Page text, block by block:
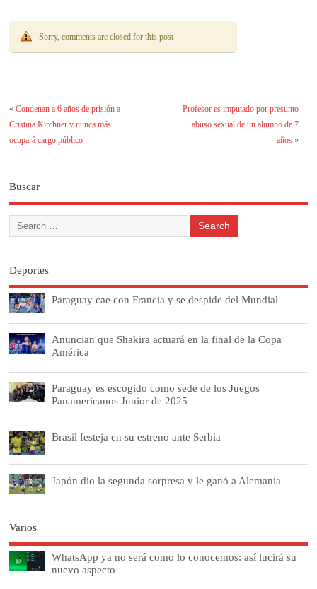
Sorry, comments are closed for this post
«Condenan a 6 años de prisión a
Cristina Kirchner y nunca más
ocupará cargo público
Profesor es imputado por presunto
abuso sexual de un alumno de 7
años»
Buscar
Deportes
Paraguay cae con Francia y se despide del Mundial
Anuncian que Shakira actuará en la final de la Copa
América
Paraguay es escogido como sede de los Juegos
Panamericanos Junior de 2025
Brasil festeja en su estreno ante Serbia
Japón dio la segunda sorpresa y le ganó a Alemania
Varios
WhatsApp ya no será como lo conocemos: así lucirá su
nuevo aspecto